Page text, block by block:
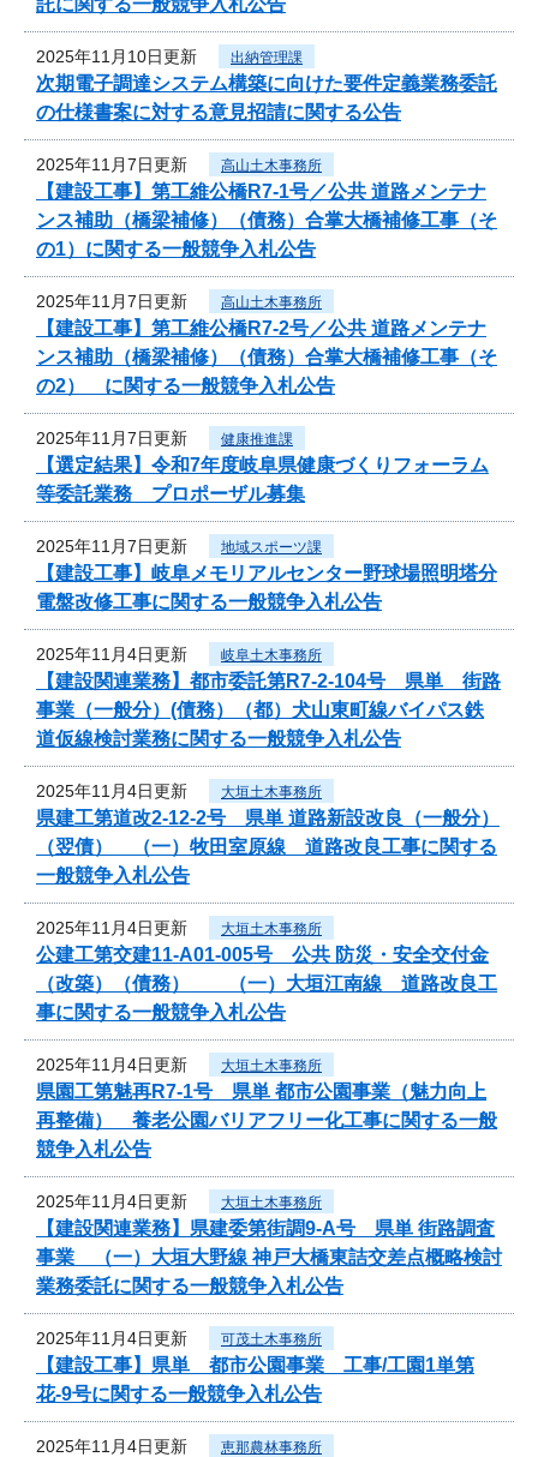
2025年11月10日更新 出納管理課
次期電子調達システム構築に向けた要件定義業務委託
の仕様書案に対する意見招請に関する公告
2025年11月7日更新 高山土木事務所
【建設工事】第工維公橋R7-1号／公共 道路メンテナ
ンス補助（橋梁補修）（債務）合掌大橋補修工事（そ
の1）に関する一般競争入札公告
2025年11月7日更新 高山土木事務所
【建設工事】第工維公橋R7-2号／公共 道路メンテナ
ンス補助（橋梁補修）（債務）合掌大橋補修工事（そ
の2） に関する一般競争入札公告
2025年11月7日更新 健康推進課
【選定結果】令和7年度岐阜県健康づくりフォーラム
等委託業務 プロポーザル募集
2025年11月7日更新 地域スポーツ課
【建設工事】岐阜メモリアルセンター野球場照明塔分
電盤改修工事に関する一般競争入札公告
2025年11月4日更新 岐阜土木事務所
【建設関連業務】都市委託第R7-2-104号 県単 街路
事業（一般分）(債務）（都）犬山東町線バイパス鉄
道仮線検討業務に関する一般競争入札公告
2025年11月4日更新 大垣土木事務所
県建工第道改2-12-2号 県単 道路新設改良（一般分）
（翌債） （一）牧田室原線 道路改良工事に関する
一般競争入札公告
2025年11月4日更新 大垣土木事務所
公建工第交建11-A01-005号 公共 防災・安全交付金
（改築）（債務） （一）大垣江南線 道路改良工
事に関する一般競争入札公告
2025年11月4日更新 大垣土木事務所
県園工第魅再R7-1号 県単 都市公園事業（魅力向上
再整備） 養老公園バリアフリー化工事に関する一般
競争入札公告
2025年11月4日更新 大垣土木事務所
【建設関連業務】県建委第街調9-A号 県単 街路調査
事業 （一）大垣大野線 神戸大橋東詰交差点概略検討
業務委託に関する一般競争入札公告
2025年11月4日更新 可茂土木事務所
【建設工事】県単 都市公園事業 工事/工園1単第
花-9号に関する一般競争入札公告
2025年11月4日更新 恵那農林事務所